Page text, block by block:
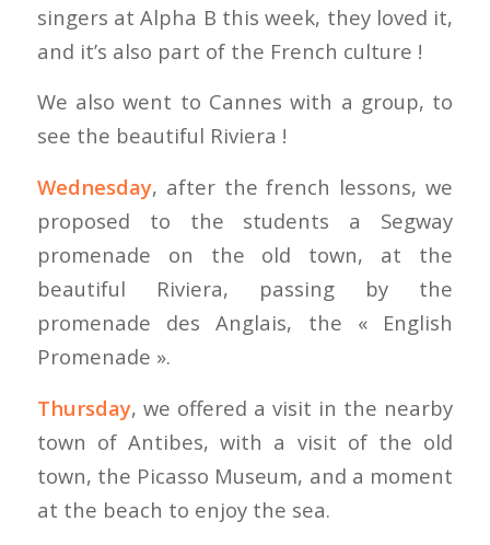
singers at Alpha B this week, they loved it,
and it’s also part of the French culture !
We also went to Cannes with a group, to
see the beautiful Riviera !
Wednesday, after the french lessons, we
proposed to the students a Segway
promenade on the old town, at the
beautiful Riviera, passing by the
promenade des Anglais, the « English
Promenade ».
Thursday, we offered a visit in the nearby
town of Antibes, with a visit of the old
town, the Picasso Museum, and a moment
at the beach to enjoy the sea.